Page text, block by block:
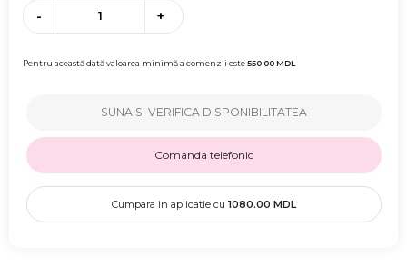
- +
Pentru această dată valoarea minimă a comenzii este550.00MDL
SUNA SI VERIFICA DISPONIBILITATEA
Comanda telefonic
Cumpara in aplicatie cu 1080.00 MDL